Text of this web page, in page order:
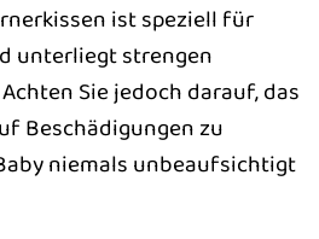
ist speziell für
unterliegt strengen
Sie jedoch darauf, das
Beschädigungen zu
niemals unbeaufsichtigt